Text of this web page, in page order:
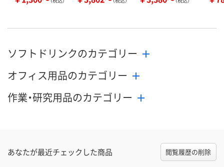
ソフトドリンクのカテゴリー
オフィス用品のカテゴリー
作業・研究用品のカテゴリー
あなたが最近チェックした商品 閲覧履歴の削除